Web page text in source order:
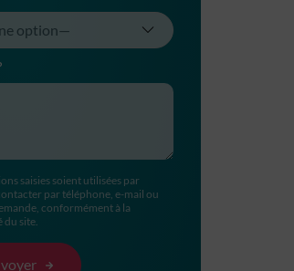
saisies soient utilisées par
par téléphone, e-mail ou
conformément à la
site.